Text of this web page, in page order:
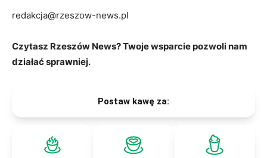
redakcja@rzeszow-news.pl
Czytasz Rzeszów News? Twoje wsparcie pozwoli nam
działać sprawniej.
Postaw kawę za: